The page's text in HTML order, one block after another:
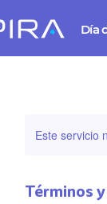
Día
Este servicio
Términos